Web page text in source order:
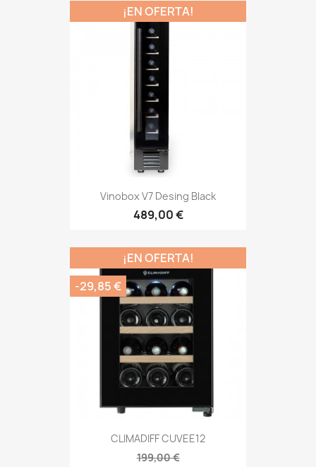
Vinobox V7 Desing Black
489,00 €
¡EN OFERTA!
CLIMADIFF CUVEE12
199,00 €
¡EN OFERTA!
-29,85 €